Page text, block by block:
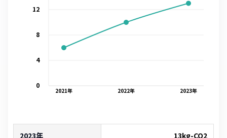
2021年 2022年 2023年
0
4
8
12
2023年 13kg-CO2